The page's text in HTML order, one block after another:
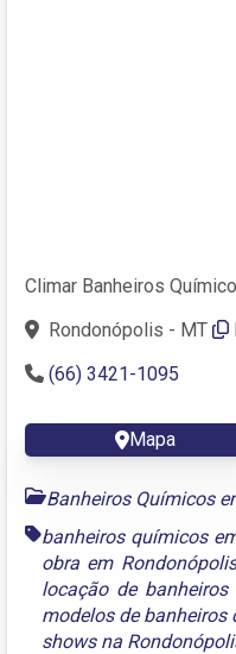
Climar Banheiros
Rondonópolis - MT
(66) 3421-1095
Mapa
Banheiros Químicos
banheiros químicos
obra em Rondonópolis
locação de
modelos de
shows na